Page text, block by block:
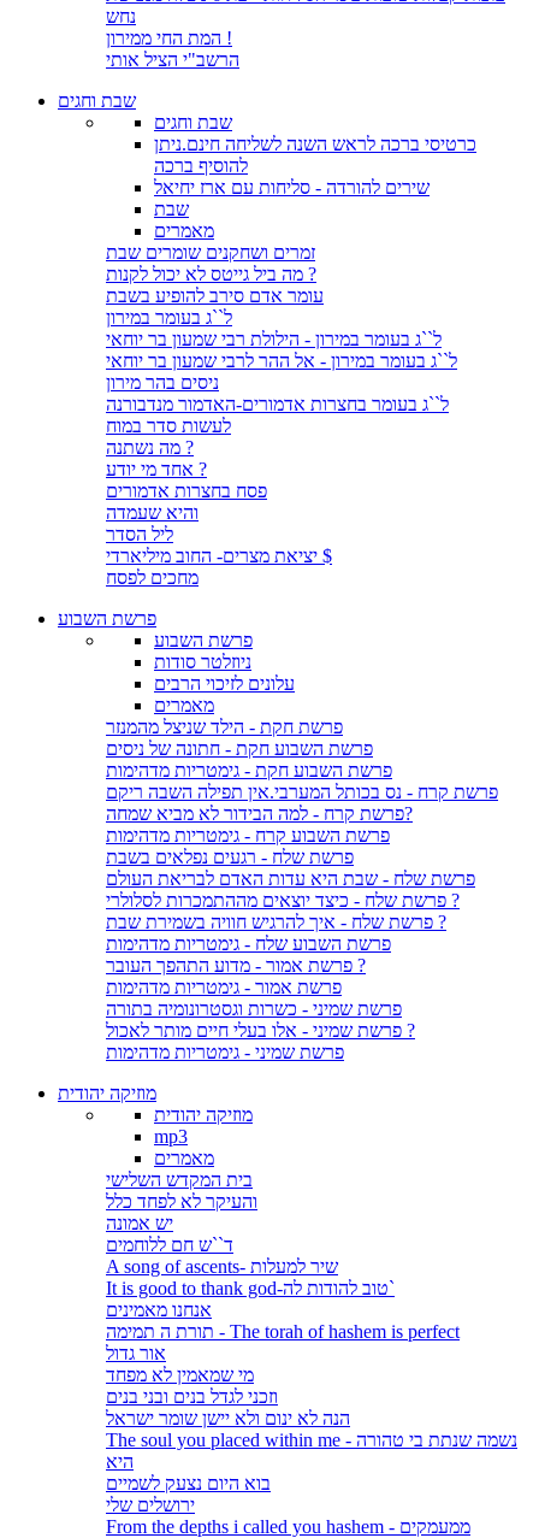
נחש
המת החי ממירון !
הרשב"י הציל אותי
שבת וחגים
שבת וחגים
כרטיסי ברכה לראש השנה לשליחה חינם.ניתן
להוסיף ברכה
שירים להורדה - סליחות עם ארז יחיאל
שבת
מאמרים
זמרים ושחקנים שומרים שבת
מה ביל גייטס לא יכול לקנות ?
עומר אדם סירב להופיע בשבת
ל``ג בעומר במירון
ל``ג בעומר במירון - הילולת רבי שמעון בר יוחאי
ל``ג בעומר במירון - אל ההר לרבי שמעון בר יוחאי
ניסים בהר מירון
ל``ג בעומר בחצרות אדמורים-האדמור מנדבורנה
לעשות סדר במוח
מה נשתנה ?
אחד מי יודע ?
פסח בחצרות אדמורים
והיא שעמדה
ליל הסדר
יציאת מצרים- החוב מיליארדי $
מחכים לפסח
פרשת השבוע
פרשת השבוע
ניוזלטר סודות
עלונים לזיכוי הרבים
מאמרים
פרשת חקת - הילד שניצל מהמנזר
פרשת השבוע חקת - חתונה של ניסים
פרשת השבוע חקת - גימטריות מדהימות
פרשת קרח - נס בכותל המערבי.אין תפילה השבה ריקם
פרשת קרח - למה הבידור לא מביא שמחה?
פרשת השבוע קרח - גימטריות מדהימות
פרשת שלח - רגעים נפלאים בשבת
פרשת שלח - שבת היא עדות האדם לבריאת העולם
פרשת שלח - כיצד יוצאים מההתמכרות לסלולרי ?
פרשת שלח - איך להרגיש חוויה בשמירת שבת ?
פרשת השבוע שלח - גימטריות מדהימות
פרשת אמור - מדוע התהפך העובר ?
פרשת אמור - גימטריות מדהימות
פרשת שמיני - כשרות וגסטרונומיה בתורה
פרשת שמיני - אלו בעלי חיים מותר לאכול ?
פרשת שמיני - גימטריות מדהימות
מוזיקה יהודית
מוזיקה יהודית
mp3
מאמרים
בית המקדש השלישי
והעיקר לא לפחד כלל
יש אמונה
ד``ש חם ללוחמים
A song of ascents- שיר למעלות
It is good to thank god-טוב להודות לה`
אנחנו מאמינים
תורת ה תמימה - The torah of hashem is perfect
אור גדול
מי שמאמין לא מפחד
וזכני לגדל בנים ובני בנים
הנה לא ינום ולא יישן שומר ישראל
The soul you placed within me - נשמה שנתת בי טהורה
היא
בוא היום נצעק לשמיים
ירושלים שלי
From the depths i called you hashem - ממעמקים